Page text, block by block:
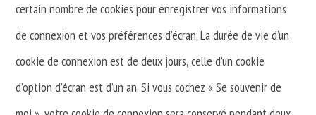
certain nombre de cookies pour enregistrer vos informations
de connexion et vos préférences d’écran. La durée de vie d’un
cookie de connexion est de deux jours, celle d’un cookie
d’option d’écran est d’un an. Si vous cochez « Se souvenir de